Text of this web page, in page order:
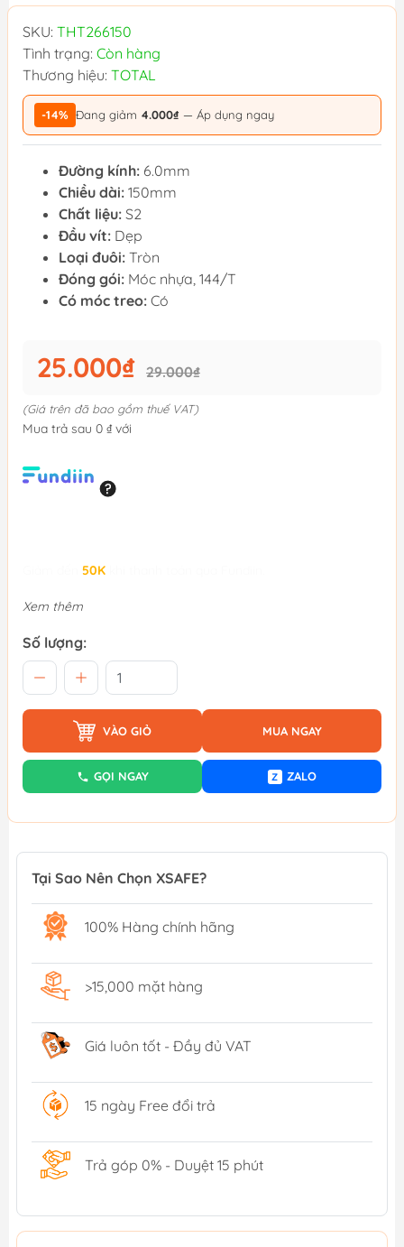
SKU: THT266150
Tình trạng: Còn hàng
Thương hiệu: TOTAL
-14% Đang giảm 4.000₫ — Áp dụng ngay
Đường kính: 6.0mm
Chiều dài: 150mm
Chất liệu: S2
Đầu vít: Dẹp
Loại đuôi: Tròn
Đóng gói: Móc nhựa, 144/T
Có móc treo: Có
25.000₫ 29.000₫
(Giá trên đã bao gồm thuế VAT)
Mua trả sau 0 ₫ với
50K
Xem thêm
Số lượng:
VÀO GIỎ MUA NGAY
GỌI NGAY Z ZALO
Tại Sao Nên Chọn XSAFE?
100% Hàng chính hãng
>15,000 mặt hàng
Giá luôn tốt - Đầy đủ VAT
15 ngày Free đổi trả
Trả góp 0% - Duyệt 15 phút